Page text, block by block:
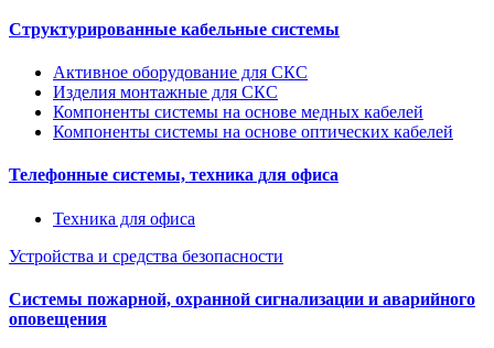
Структурированные кабельные системы
Активное оборудование для СКС
Изделия монтажные для СКС
Компоненты системы на основе медных кабелей
Компоненты системы на основе оптических кабелей
Телефонные системы, техника для офиса
Техника для офиса
Устройства и средства безопасности
Системы пожарной, охранной сигнализации и аварийного
оповещения